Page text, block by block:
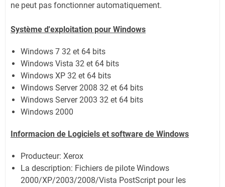
ne peut pas fonctionner automatiquement.
Système d'exploitation pour Windows
Windows 7 32 et 64 bits
Windows Vista 32 et 64 bits
Windows XP 32 et 64 bits
Windows Server 2008 32 et 64 bits
Windows Server 2003 32 et 64 bits
Windows 2000
Informacion de Logiciels et software de Windows
Producteur: Xerox
La description: Fichiers de pilote Windows
2000/XP/2003/2008/Vista PostScript pour les